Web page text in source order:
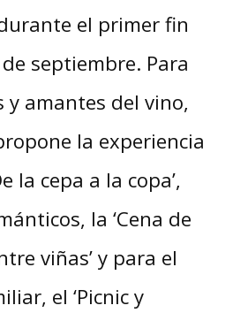
el primer fin
septiembre. Para
y amantes del vino,
la experiencia
la cepa a la copa’,
la ‘Cena de
viñas’ y para el
el ‘Picnic y